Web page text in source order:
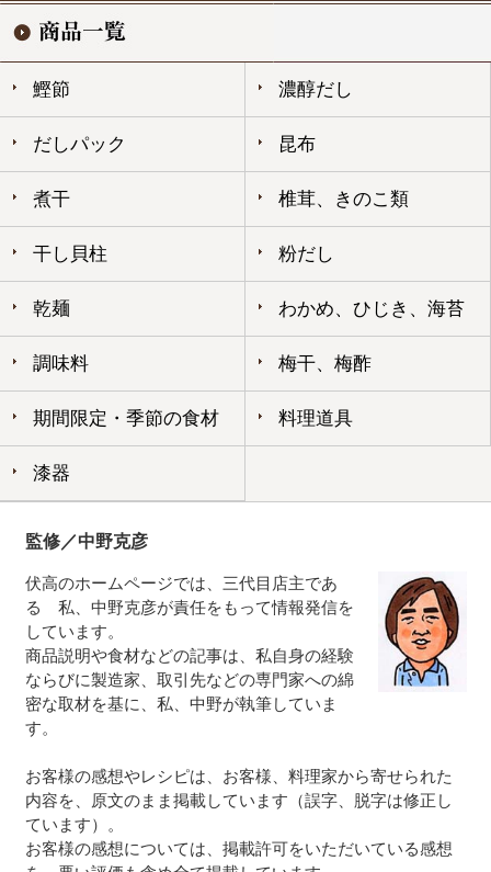
鰹節 濃醇だし
だしパック 昆布
煮干 椎茸、きのこ類
干し貝柱 粉だし
乾麺 わかめ、ひじき、海苔
調味料 梅干、梅酢
期間限定・季節の食材 料理道具
漆器
監修／中野克彦
伏高のホームページでは、三代目店主であ
る 私、中野克彦が責任をもって情報発信を
しています。
商品説明や食材などの記事は、私自身の経験
ならびに製造家、取引先などの専門家への綿
密な取材を基に、私、中野が執筆していま
す。
お客様の感想やレシピは、お客様、料理家から寄せられた
内容を、原文のまま掲載しています（誤字、脱字は修正し
ています）。
お客様の感想については、掲載許可をいただいている感想